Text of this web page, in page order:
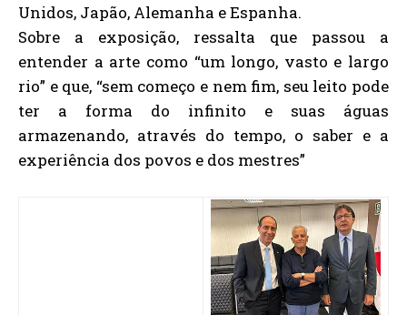
Unidos, Japão, Alemanha e Espanha.
Sobre a exposição, ressalta que passou a
entender a arte como “um longo, vasto e largo
rio” e que, “sem começo e nem fim, seu leito pode
ter a forma do infinito e suas águas
armazenando, através do tempo, o saber e a
experiência dos povos e dos mestres”